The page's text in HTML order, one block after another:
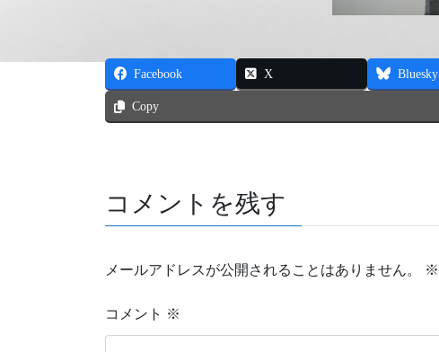
Facebook X Bluesky
Copy
コメントを残す
メールアドレスが公開されることはありません。 ※
コメント ※